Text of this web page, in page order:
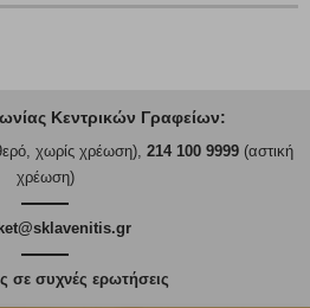
Κεντρικών Γραφείων:
χωρίς χρέωση), 214 100 9999(αστική
χρέωση)
σε συχνές ερωτήσεις